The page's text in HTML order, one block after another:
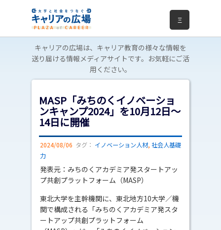
Ξ
キャリアの広場は、キャリア教育の様々な情報を
送り届ける情報メディアサイトです。お気軽にご活
用ください。
MASP「みちのくイノベーショ
ンキャンプ2024」を10月12日～
14日に開催
2024/08/06 タグ： イノベーション人材, 社会人基礎
力
発表元：みちのくアカデミア発スタートアッ
プ共創プラットフォーム（MASP）
東北大学を主幹機関に、東北地方10大学／機
関で構成される「みちのくアカデミア発スタ
ートアップ共創プラットフォーム